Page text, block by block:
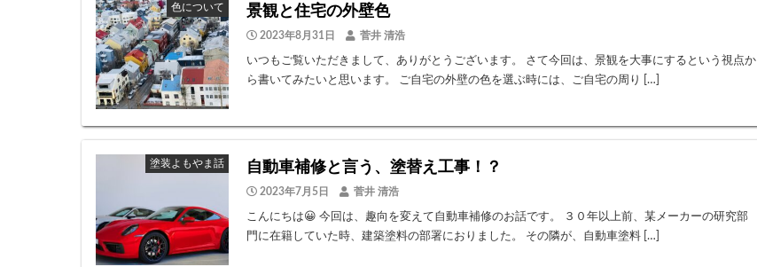
色について 景観と住宅の外壁色
2023年8月31日 菅井 清浩
いつもご覧いただきまして、ありがとうございます。 さて今回は、景観を大事にするという視点か
ら書いてみたいと思います。 ご自宅の外壁の色を選ぶ時には、ご自宅の周り […]
塗装よもやま話 自動車補修と言う、塗替え工事！？
2023年7月5日 菅井 清浩
こんにちは😀 今回は、趣向を変えて自動車補修のお話です。 ３０年以上前、某メーカーの研究部
門に在籍していた時、建築塗料の部署におりました。 その隣が、自動車塗料 […]